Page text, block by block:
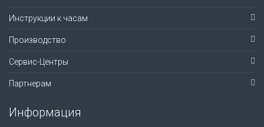
Инструкции к часам
Производство
Сервис-Центры
Партнерам
Информация